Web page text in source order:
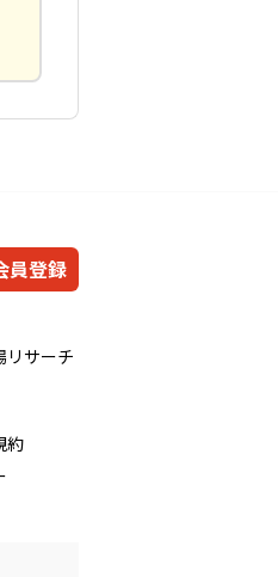
員登録
リサーチ
約